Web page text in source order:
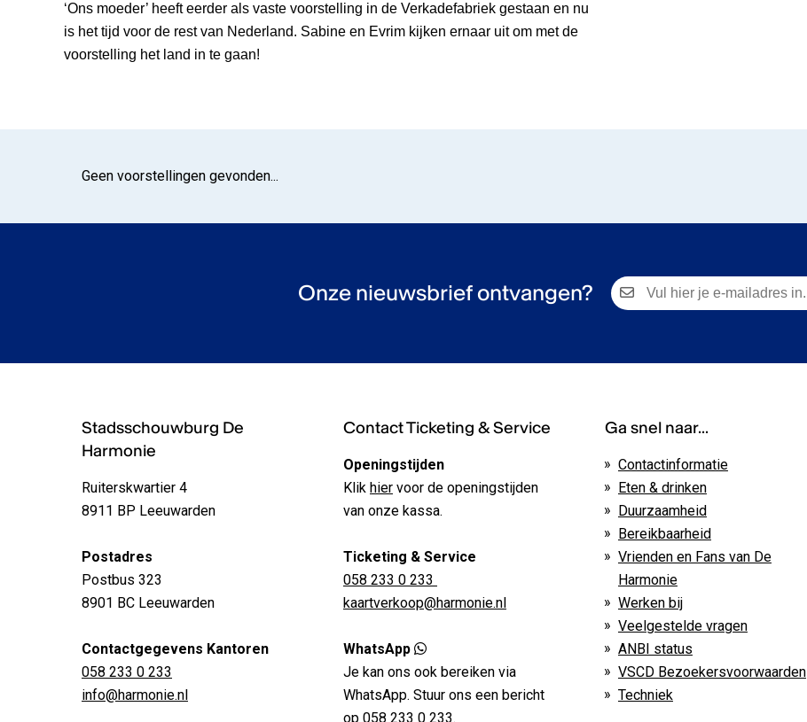
‘Ons moeder’ heeft eerder als vaste voorstelling in de Verkadefabriek gestaan en nu
is het tijd voor de rest van Nederland. Sabine en Evrim kijken ernaar uit om met de
voorstelling het land in te gaan!
Geen voorstellingen gevonden...
Onze nieuwsbrief ontvangen?
Stadsschouwburg De
Harmonie
Ruiterskwartier 4
8911 BP Leeuwarden
Postadres
Postbus 323
8901 BC Leeuwarden
Contactgegevens Kantoren
058 233 0 233
info@harmonie.nl
Contact Ticketing & Service
Openingstijden
Klik hiervoor de openingstijden
van onze kassa.
Ticketing & Service
058 233 0 233
kaartverkoop@harmonie.nl
WhatsApp
Je kan ons ook bereiken via
WhatsApp. Stuur ons een bericht
op 058 233 0 233.
Ga snel naar...
Contactinformatie
Eten & drinken
Duurzaamheid
Bereikbaarheid
Vrienden en Fans van De
Harmonie
Werken bij
Veelgestelde vragen
ANBI status
VSCD Bezoekersvoorwaarden
Techniek